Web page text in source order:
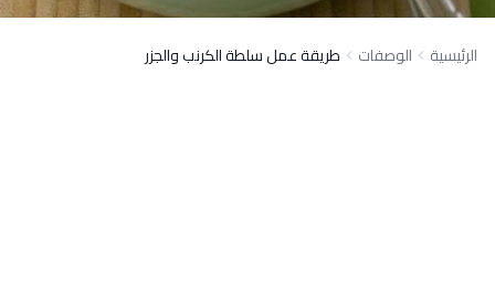
الرئيسية الوصفات طريقة عمل سلطة الكرنب والجزر